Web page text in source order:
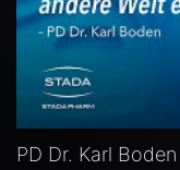
PD Dr. Karl